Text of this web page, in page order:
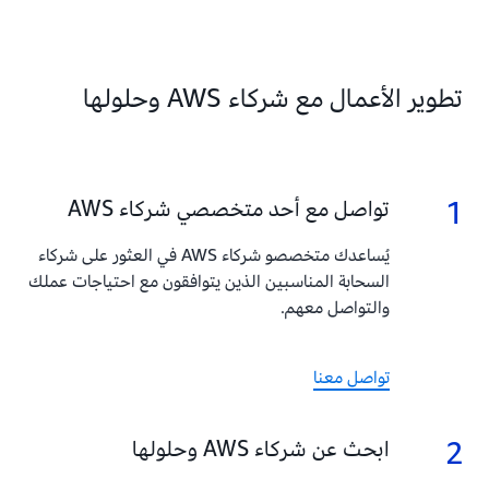
تطوير الأعمال مع شركاء AWS وحلولها
1
1.
تواصل مع أحد متخصصي شركاء AWS
يُساعدك متخصصو شركاء AWS في العثور على شركاء
السحابة المناسبين الذين يتوافقون مع احتياجات عملك
والتواصل معهم.
تواصل معنا
2
2.
ابحث عن شركاء AWS وحلولها